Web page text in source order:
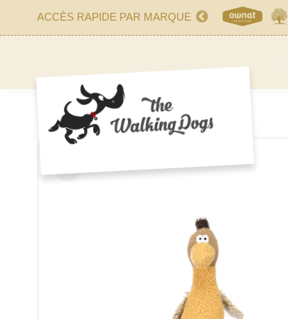
ACCÈS RAPIDE PAR MARQUE